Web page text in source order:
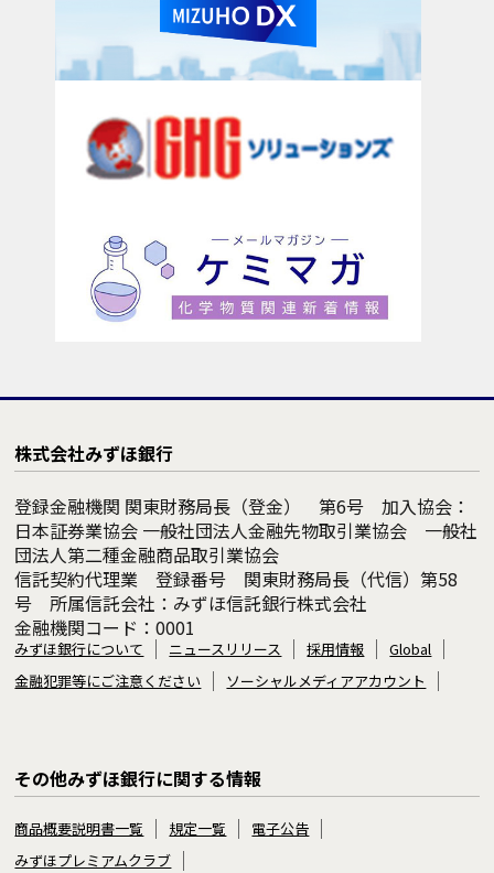
株式会社みずほ銀行
登録金融機関 関東財務局長（登金） 第6号 加入協会：
日本証券業協会 一般社団法人金融先物取引業協会 一般社
団法人第二種金融商品取引業協会
信託契約代理業 登録番号 関東財務局長（代信）第58
号 所属信託会社：みずほ信託銀行株式会社
金融機関コード：0001
みずほ銀行について ニュースリリース 採用情報
Global
金融犯罪等にご注意ください
ソーシャルメディアアカウント
その他みずほ銀行に関する情報
商品概要説明書一覧 規定一覧
電子公告
みずほプレミアムクラブ